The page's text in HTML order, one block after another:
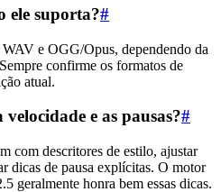
ele suporta?#
e OGG/Opus, dependendo da
confirme os formatos de
atual.
e as pausas?#
com descritores de estilo, ajustar
dicas de pausa explícitas. O motor
geralmente honra bem essas dicas.